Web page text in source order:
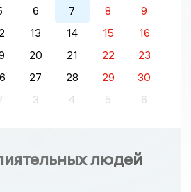
6 7 8
9
13 14 15
16
20 21 22
23
27 28 29
30
3 4 5 6
людей